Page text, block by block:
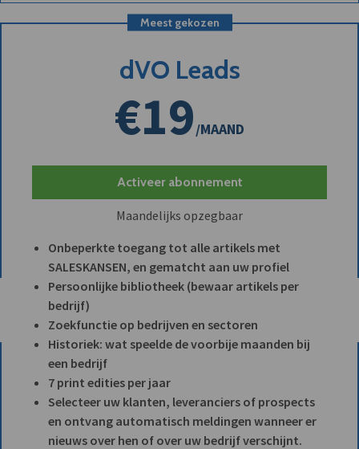
Meest gekozen
dVO Leads
€19/MAAND
Activeer abonnement
Maandelijks opzegbaar
Onbeperkte toegang tot alle artikels met
SALESKANSEN, en gematcht aan uw profiel
Persoonlijke bibliotheek (bewaar artikels per
bedrijf)
Zoekfunctie op bedrijven en sectoren
Historiek: wat speelde de voorbije maanden bij
een bedrijf
7 print edities per jaar
Selecteer uw klanten, leveranciers of prospects
en ontvang automatisch meldingen wanneer er
nieuws over hen of over uw bedrijf verschijnt.